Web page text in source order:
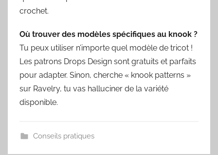
crochet.
Où trouver des modèles spécifiques au knook ?
Tu peux utiliser n’importe quel modèle de tricot !
Les patrons Drops Design sont gratuits et parfaits
pour adapter. Sinon, cherche « knook patterns »
sur Ravelry, tu vas halluciner de la variété
disponible.
Conseils pratiques